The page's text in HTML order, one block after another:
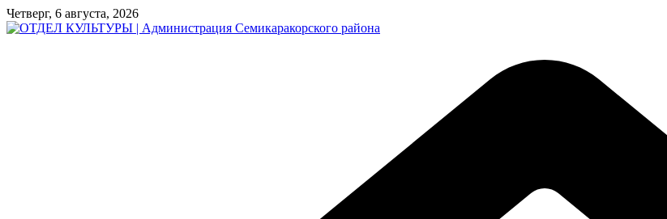
Перейти
к
Четверг, 6 августа, 2026